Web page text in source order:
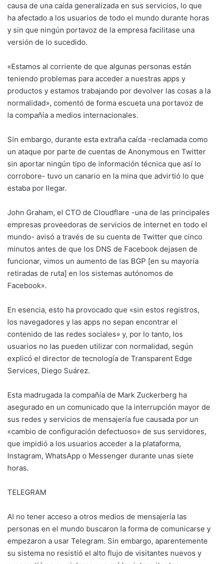
causa de una caída generalizada en sus servicios, lo que
ha afectado a los usuarios de todo el mundo durante horas
y sin que ningún portavoz de la empresa facilitase una
versión de lo sucedido.
«Estamos al corriente de que algunas personas están
teniendo problemas para acceder a nuestras apps y
productos y estamos trabajando por devolver las cosas a la
normalidad», comentó de forma escueta una portavoz de
la compañía a medios internacionales.
Sin embargo, durante esta extraña caída -reclamada como
un ataque por parte de cuentas de Anonymous en Twitter
sin aportar ningún tipo de información técnica que así lo
corrobore- tuvo un canario en la mina que advirtió lo que
estaba por llegar.
John Graham, el CTO de Cloudflare -una de las principales
empresas proveedoras de servicios de internet en todo el
mundo- avisó a través de su cuenta de Twitter que cinco
minutos antes de que los DNS de Facebook dejasen de
funcionar, vimos un aumento de las BGP [en su mayoría
retiradas de ruta] en los sistemas autónomos de
Facebook».
En esencia, esto ha provocado que «sin estos registros,
los navegadores y las apps no sepan encontrar el
contenido de las redes sociales» y, por lo tanto, los
usuarios no las pueden utilizar con normalidad, según
explicó el director de tecnología de Transparent Edge
Services, Diego Suárez.
Esta madrugada la compañía de Mark Zuckerberg ha
asegurado en un comunicado que la interrupción mayor de
sus redes y servicios de mensajería fue causada por un
«cambio de configuración defectuoso» de sus servidores,
que impidió a los usuarios acceder a la plataforma,
Instagram, WhatsApp o Messenger durante unas siete
horas.
TELEGRAM
Al no tener acceso a otros medios de mensajería las
personas en el mundo buscaron la forma de comunicarse y
empezaron a usar Telegram. Sin embargo, aparentemente
su sistema no resistió el alto flujo de visitantes nuevos y